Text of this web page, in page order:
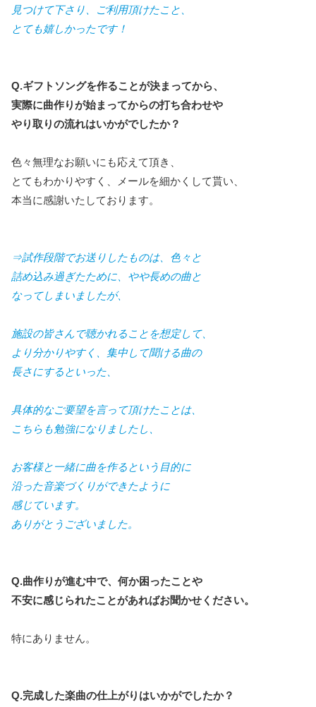
見つけて下さり、ご利用頂けたこと、
とても嬉しかったです！
Q.ギフトソングを作ることが決まってから、
実際に曲作りが始まってからの打ち合わせや
やり取りの流れはいかがでしたか？
色々無理なお願いにも応えて頂き、
とてもわかりやすく、メールを細かくして貰い、
本当に感謝いたしております。
⇒試作段階でお送りしたものは、色々と
詰め込み過ぎたために、やや長めの曲と
なってしまいましたが、
施設の皆さんで聴かれることを想定して、
より分かりやすく、集中して聞ける曲の
長さにするといった、
具体的なご要望を言って頂けたことは、
こちらも勉強になりましたし、
お客様と一緒に曲を作るという目的に
沿った音楽づくりができたように
感じています。
ありがとうございました。
Q.曲作りが進む中で、何か困ったことや
不安に感じられたことがあればお聞かせください。
特にありません。
Q.完成した楽曲の仕上がりはいかがでしたか？